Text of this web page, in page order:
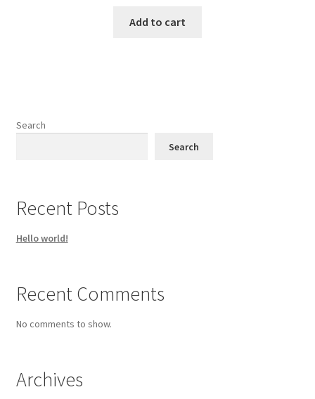
Add to cart
Search
Search
Recent Posts
Hello world!
Recent Comments
No comments to show.
Archives